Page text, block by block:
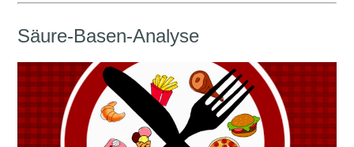
Säure-Basen-Analyse